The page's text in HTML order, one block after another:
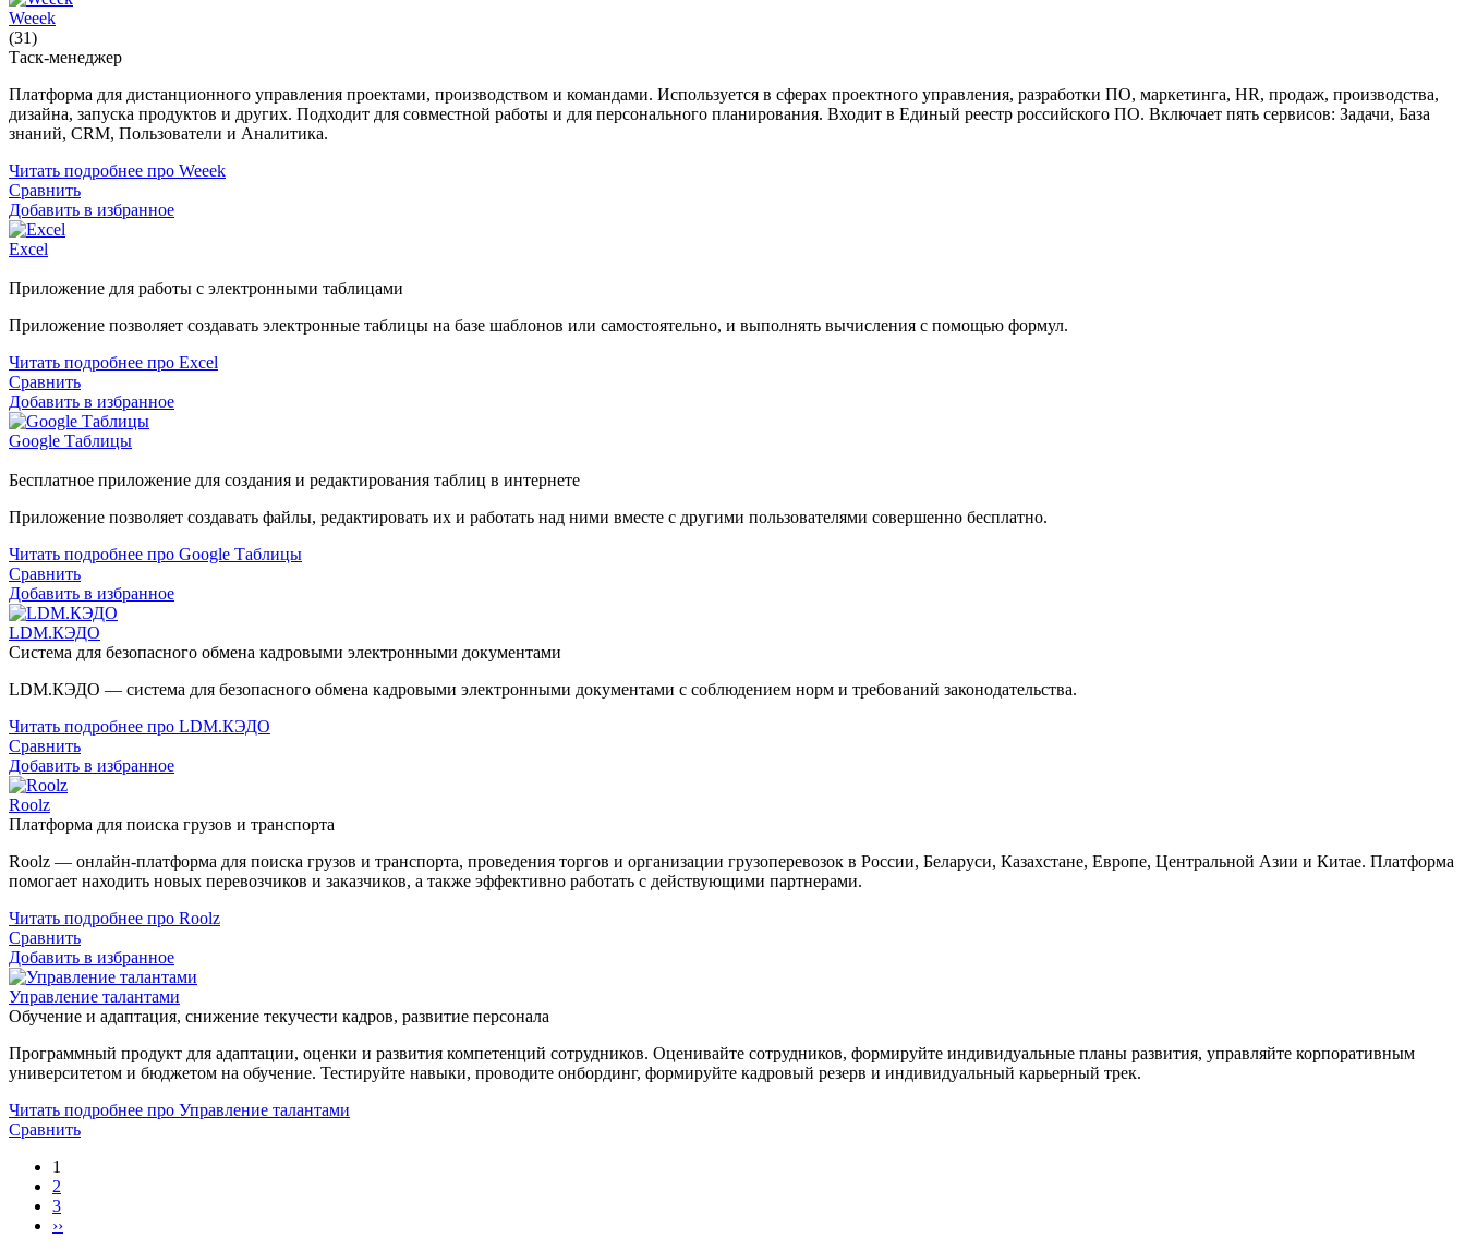
Weeek
(31)
Таск-менеджер
Платформа для дистанционного управления проектами, производством и командами. Используется в сферах проектного управления, разработки ПО, маркетинга, HR, продаж, производства,
дизайна, запуска продуктов и других. Подходит для совместной работы и для персонального планирования. Входит в Единый реестр российского ПО. Включает пять сервисов: Задачи, База
знаний, CRM, Пользователи и Аналитика.
Читать подробнее про Weeek
Сравнить
Добавить в избранное
Excel
Приложение для работы с электронными таблицами
Приложение позволяет создавать электронные таблицы на базе шаблонов или самостоятельно, и выполнять вычисления с помощью формул.
Читать подробнее про Excel
Сравнить
Добавить в избранное
Google Таблицы
Бесплатное приложение для создания и редактирования таблиц в интернете
Приложение позволяет создавать файлы, редактировать их и работать над ними вместе с другими пользователями совершенно бесплатно.
Читать подробнее про Google Таблицы
Сравнить
Добавить в избранное
LDM.КЭДО
Система для безопасного обмена кадровыми электронными документами
LDM.КЭДО — система для безопасного обмена кадровыми электронными документами с соблюдением норм и требований законодательства.
Читать подробнее про LDM.КЭДО
Сравнить
Добавить в избранное
Roolz
Платформа для поиска грузов и транспорта
Roolz — онлайн-платформа для поиска грузов и транспорта, проведения торгов и организации грузоперевозок в России, Беларуси, Казахстане, Европе, Центральной Азии и Китае. Платформа
помогает находить новых перевозчиков и заказчиков, а также эффективно работать с действующими партнерами.
Читать подробнее про Roolz
Сравнить
Добавить в избранное
Управление талантами
Обучение и адаптация, снижение текучести кадров, развитие персонала
Программный продукт для адаптации, оценки и развития компетенций сотрудников. Оценивайте сотрудников, формируйте индивидуальные планы развития, управляйте корпоративным
университетом и бюджетом на обучение. Тестируйте навыки, проводите онбординг, формируйте кадровый резерв и индивидуальный карьерный трек.
Читать подробнее про Управление талантами
Сравнить
1
2
3
››